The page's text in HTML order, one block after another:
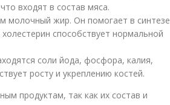
входят в состав мяса.
молочный жир. Он помогает в синтезе
способствует нормальной
соли йода, фосфора, калия,
росту и укреплению костей.
продуктам, так как их состав и